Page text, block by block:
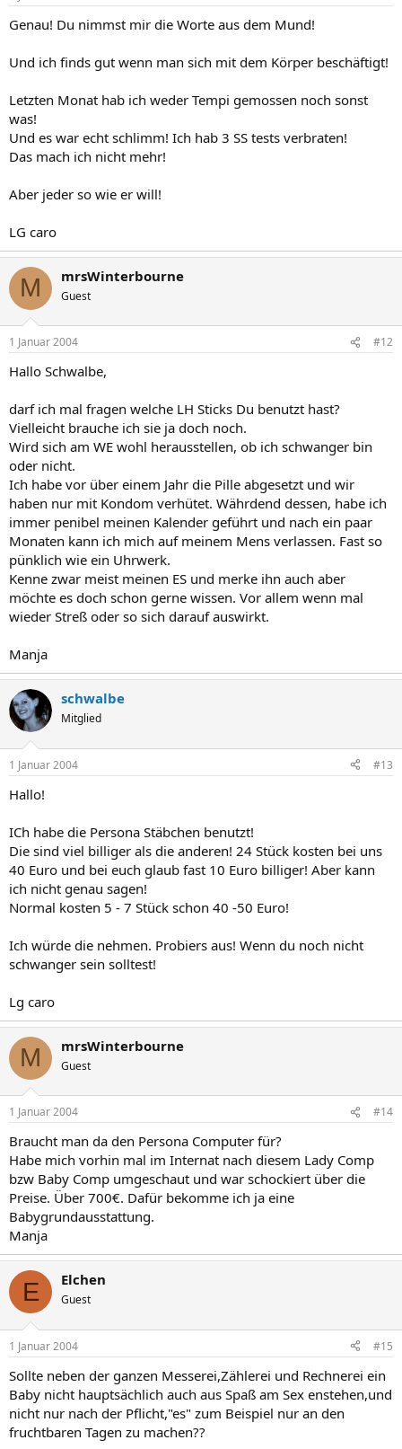
Genau! Du nimmst mir die Worte aus dem Mund!
Und ich finds gut wenn man sich mit dem Körper beschäftigt!
Letzten Monat hab ich weder Tempi gemossen noch sonst
was!
Und es war echt schlimm! Ich hab 3 SS tests verbraten!
Das mach ich nicht mehr!
Aber jeder so wie er will!
LG caro
M mrsWinterbourne
Guest
1 Januar 2004 #12
Hallo Schwalbe,
darf ich mal fragen welche LH Sticks Du benutzt hast?
Vielleicht brauche ich sie ja doch noch.
Wird sich am WE wohl herausstellen, ob ich schwanger bin
oder nicht.
Ich habe vor über einem Jahr die Pille abgesetzt und wir
haben nur mit Kondom verhütet. Währdend dessen, habe ich
immer penibel meinen Kalender geführt und nach ein paar
Monaten kann ich mich auf meinem Mens verlassen. Fast so
pünklich wie ein Uhrwerk.
Kenne zwar meist meinen ES und merke ihn auch aber
möchte es doch schon gerne wissen. Vor allem wenn mal
wieder Streß oder so sich darauf auswirkt.
Manja
schwalbe
Mitglied
1 Januar 2004 #13
Hallo!
ICh habe die Persona Stäbchen benutzt!
Die sind viel billiger als die anderen! 24 Stück kosten bei uns
40 Euro und bei euch glaub fast 10 Euro billiger! Aber kann
ich nicht genau sagen!
Normal kosten 5 - 7 Stück schon 40 -50 Euro!
Ich würde die nehmen. Probiers aus! Wenn du noch nicht
schwanger sein solltest!
Lg caro
M mrsWinterbourne
Guest
1 Januar 2004 #14
Braucht man da den Persona Computer für?
Habe mich vorhin mal im Internat nach diesem Lady Comp
bzw Baby Comp umgeschaut und war schockiert über die
Preise. Über 700€. Dafür bekomme ich ja eine
Babygrundausstattung.
Manja
E Elchen
Guest
1 Januar 2004 #15
Sollte neben der ganzen Messerei,Zählerei und Rechnerei ein
Baby nicht hauptsächlich auch aus Spaß am Sex enstehen,und
nicht nur nach der Pflicht,"es" zum Beispiel nur an den
fruchtbaren Tagen zu machen??